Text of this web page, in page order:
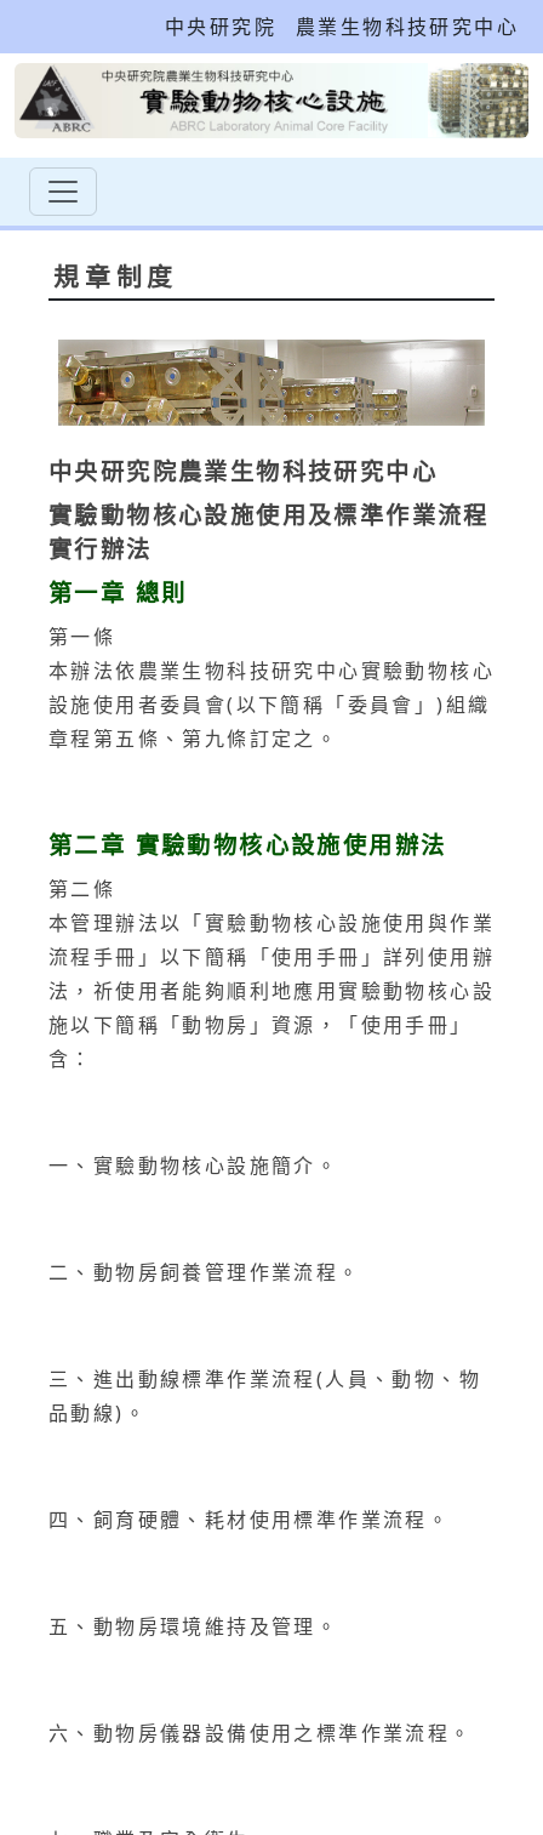
中央研究院 農業生物科技研究中心
規章制度
中央研究院農業生物科技研究中心
實驗動物核心設施使用及標準作業流程
實行辦法
第一章 總則
第一條
本辦法依農業生物科技研究中心實驗動物核心
設施使用者委員會(以下簡稱「委員會」)組織
章程第五條、第九條訂定之。
第二章 實驗動物核心設施使用辦法
第二條
本管理辦法以「實驗動物核心設施使用與作業
流程手冊」以下簡稱「使用手冊」詳列使用辦
法，祈使用者能夠順利地應用實驗動物核心設
施以下簡稱「動物房」資源，「使用手冊」
含：
一、實驗動物核心設施簡介。
二、動物房飼養管理作業流程。
三、進出動線標準作業流程(人員、動物、物
品動線)。
四、飼育硬體、耗材使用標準作業流程。
五、動物房環境維持及管理。
六、動物房儀器設備使用之標準作業流程。